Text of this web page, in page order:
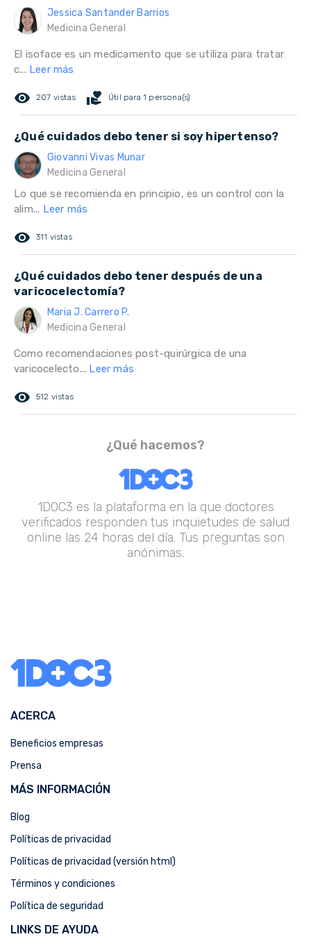
Jessica Santander Barrios
Medicina General
El isoface es un medicamento que se utiliza para tratar
c... Leer más
remove_red_eye 207 vistas volunteer_activism Útil para 1 persona(s)
¿Qué cuidados debo tener si soy hipertenso?
Giovanni Vivas Munar
Medicina General
Lo que se recomienda en principio, es un control con la
alim... Leer más
remove_red_eye 311 vistas
¿Qué cuidados debo tener después de una
varicocelectomía?
Maria J. Carrero P.
Medicina General
Como recomendaciones post-quirúrgica de una
varicocelecto... Leer más
remove_red_eye 512 vistas
¿Qué hacemos?
1DOC3 es la plataforma en la que doctores
verificados responden tus inquietudes de salud
online las 24 horas del día. Tus preguntas son
anónimas.
ACERCA
Beneficios empresas
Prensa
MÁS INFORMACIÓN
Blog
Políticas de privacidad
Políticas de privacidad (versión html)
Términos y condiciones
Política de seguridad
LINKS DE AYUDA